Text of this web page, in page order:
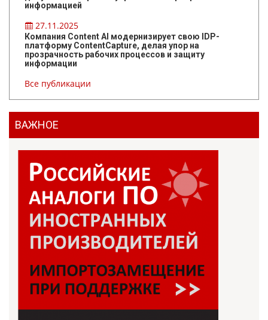
информацией
27.11.2025
Компания Content AI модернизирует свою IDP-
платформу ContentCapture, делая упор на
прозрачность рабочих процессов и защиту
информации
Все публикации
ВАЖНОЕ